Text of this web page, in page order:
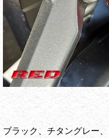
ブラック、チタングレー